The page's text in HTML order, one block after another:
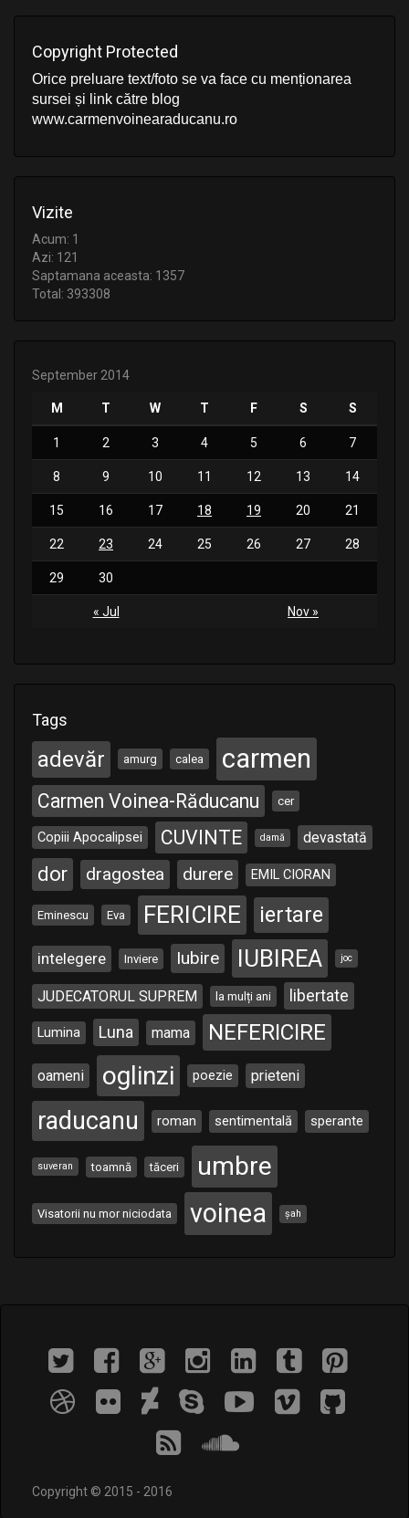
Copyright Protected
Orice preluare text/foto se va face cu menționarea
sursei și link către blog
www.carmenvoinearaducanu.ro
Vizite
Acum: 1
Azi: 121
Saptamana aceasta: 1357
Total: 393308
September 2014
M T W T F S S
« Jul Nov »
1 2 3 4 5 6 7
8 9 10 11 12 13 14
15 16 17 18 19 20 21
22 23 24 25 26 27 28
29 30
Tags
adevăr amurg calea carmen
Carmen Voinea-Răducanu cer
Copiii Apocalipsei CUVINTE damă devastată
dor dragostea durere EMIL CIORAN
Eminescu Eva FERICIRE iertare
intelegere Inviere Iubire IUBIREA joc
JUDECATORUL SUPREM la mulți ani libertate
Lumina Luna mama NEFERICIRE
oameni oglinzi poezie prieteni
raducanu roman sentimentală sperante
suveran toamnă tăceri umbre
Visatorii nu mor niciodata voinea șah
Copyright © 2015 - 2016